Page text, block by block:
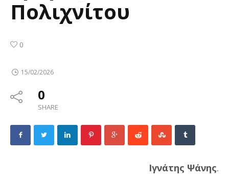
Πολιχνίτου
0
15/02/2026
0
SHARE
Ιγνάτης Ψάνης.